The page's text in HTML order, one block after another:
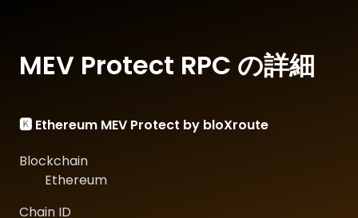
MEV Protect RPC の詳細
🅺 Ethereum MEV Protect by bloXroute
Blockchain
Ethereum
Chain ID